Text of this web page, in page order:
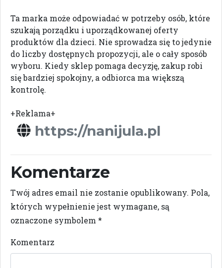
Ta marka może odpowiadać w potrzeby osób, które
szukają porządku i uporządkowanej oferty
produktów dla dzieci. Nie sprowadza się to jedynie
do liczby dostępnych propozycji, ale o cały sposób
wyboru. Kiedy sklep pomaga decyzję, zakup robi
się bardziej spokojny, a odbiorca ma większą
kontrolę.
+Reklama+
https://nanijula.pl
Komentarze
Twój adres email nie zostanie opublikowany. Pola,
których wypełnienie jest wymagane, są
oznaczone symbolem *
Komentarz